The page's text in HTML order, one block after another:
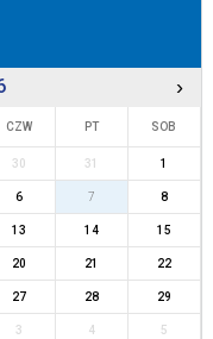
›
CZW PT SOB
30 31 1
6 7 8
13 14 15
20 21 22
27 28 29
3 4 5